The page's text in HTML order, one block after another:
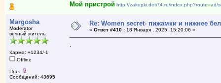
Мой пристрой http://zakupki.deti74.ru/index.php?route=ad/
Margosha
Moderator
вечный житель
Карма: +1234/-1
Offline
Пол:
Сообщений: 43695
Re: Women secret- пижамки и нижнее
« Ответ #410 :18 Января , 2025, 15:20:06 »
.